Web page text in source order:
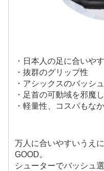
・日本人の足に合いや
・抜群のグリップ性
・アシックスのバッシ
・足首の可動域を邪魔
・軽量性、コスパもな
万人に合いやすいうえ
GOOD。
シューターでバッシュ